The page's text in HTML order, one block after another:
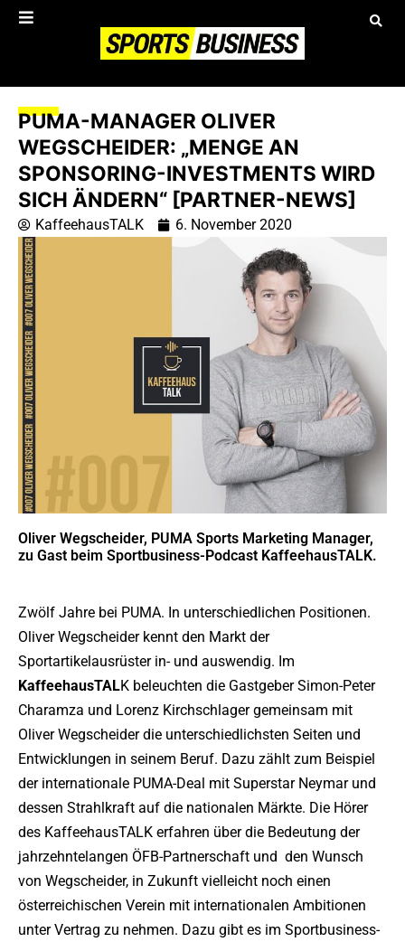
PUMA-MANAGER OLIVER
WEGSCHEIDER: „MENGE AN
SPONSORING-INVESTMENTS WIRD
SICH ÄNDERN“ [PARTNER-NEWS]
KaffeehausTALK 6. November 2020
Oliver Wegscheider, PUMA Sports Marketing Manager,
zu Gast beim Sportbusiness-Podcast KaffeehausTALK.
Zwölf Jahre bei PUMA. In unterschiedlichen Positionen.
Oliver Wegscheider kennt den Markt der
Sportartikelausrüster in- und auswendig. Im
KaffeehausTALK beleuchten die Gastgeber Simon-Peter
Charamza und Lorenz Kirchschlager gemeinsam mit
Oliver Wegscheider die unterschiedlichsten Seiten und
Entwicklungen in seinem Beruf. Dazu zählt zum Beispiel
der internationale PUMA-Deal mit Superstar Neymar und
dessen Strahlkraft auf die nationalen Märkte. Die Hörer
des KaffeehausTALK erfahren über die Bedeutung der
jahrzehntelangen ÖFB-Partnerschaft und den Wunsch
von Wegscheider, in Zukunft vielleicht noch einen
österreichischen Verein mit internationalen Ambitionen
unter Vertrag zu nehmen. Dazu gibt es im Sportbusiness-